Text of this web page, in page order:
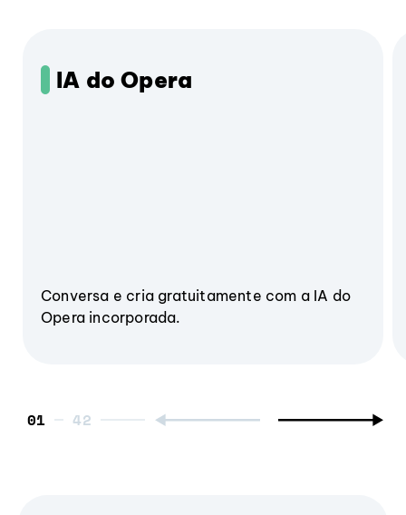
IA do Opera
Conversa e cria gratuitamente com a IA do
Opera incorporada.
01